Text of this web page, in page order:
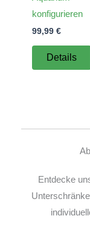
konfigurieren
99,99 €
Details
Entdecke